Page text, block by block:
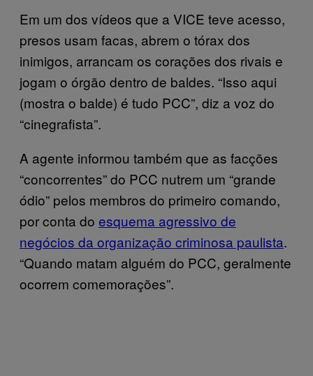
Em um dos vídeos que a VICE teve acesso,
presos usam facas, abrem o tórax dos
inimigos, arrancam os corações dos rivais e
jogam o órgão dentro de baldes. “Isso aqui
(mostra o balde) é tudo PCC”, diz a voz do
“cinegrafista”.
A agente informou também que as facções
“concorrentes” do PCC nutrem um “grande
ódio” pelos membros do primeiro comando,
por conta do esquema agressivo de
negócios da organização criminosa paulista.
“Quando matam alguém do PCC, geralmente
ocorrem comemorações”.